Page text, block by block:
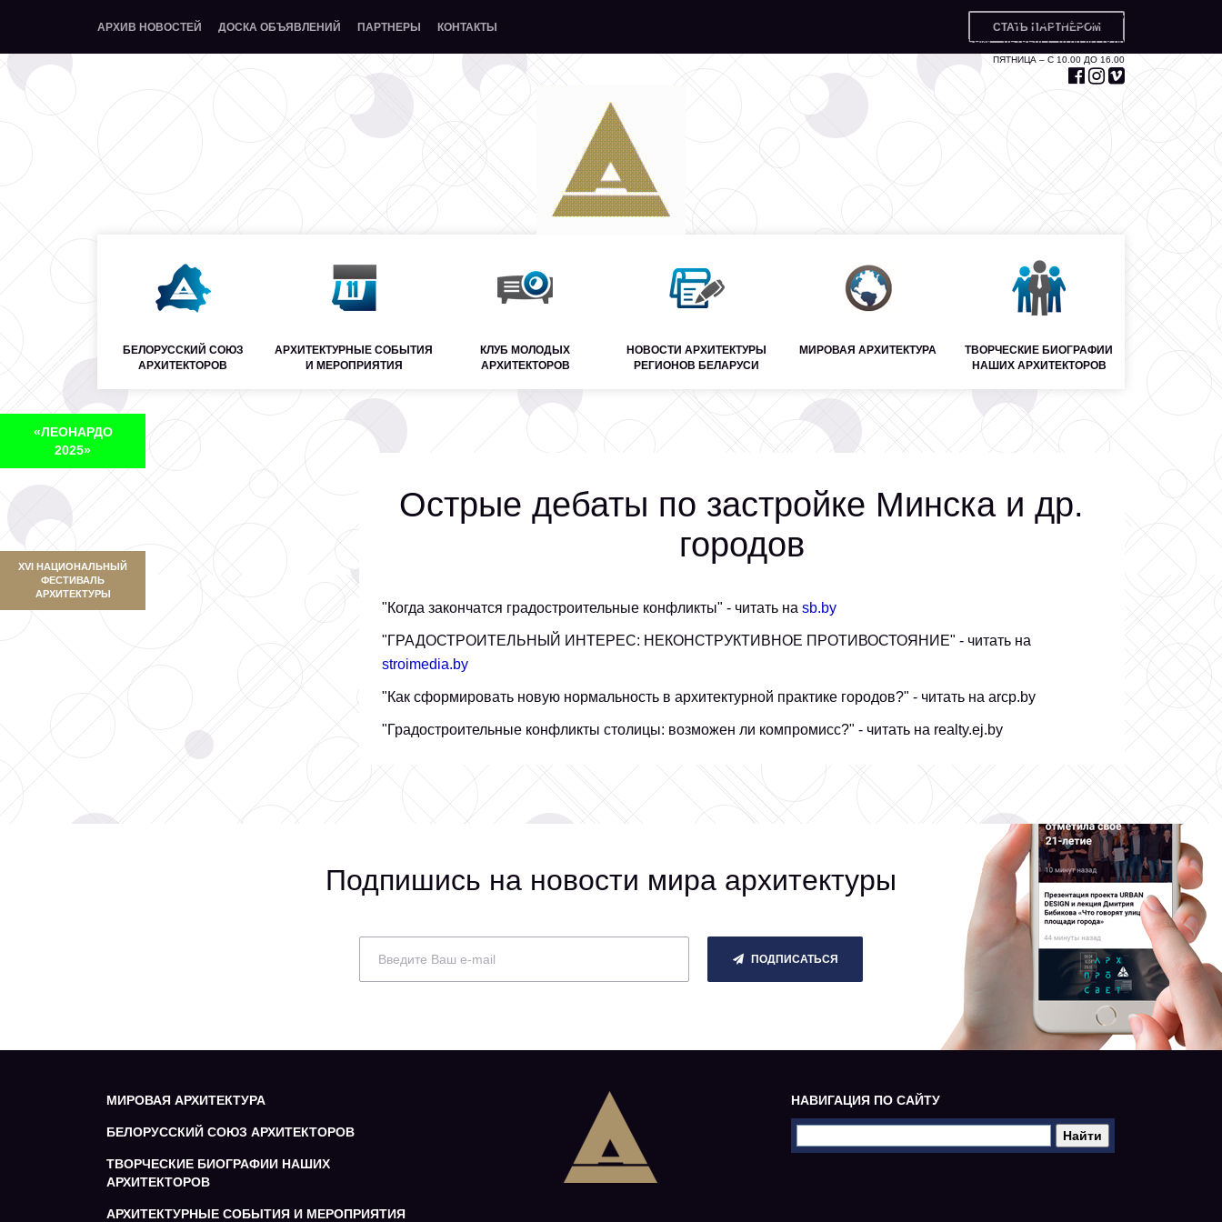
«ЛЕОНАРДО
2025»
XVI НАЦИОНАЛЬНЫЙ
ФЕСТИВАЛЬ
АРХИТЕКТУРЫ
АРХИВ НОВОСТЕЙ ДОСКА ОБЪЯВЛЕНИЙ ПАРТНЕРЫ КОНТАКТЫ СТАТЬ ПАРТНЁРОМ
+375 29 653 55 67
ПОНЕДЕЛЬНИК – ЧЕТВЕРГ С 10.00 ДО 18.00
ПЯТНИЦА – С 10.00 ДО 16.00
БЕЛОРУССКИЙ СОЮЗ
АРХИТЕКТОРОВ
АРХИТЕКТУРНЫЕ СОБЫТИЯ
И МЕРОПРИЯТИЯ
КЛУБ МОЛОДЫХ
АРХИТЕКТОРОВ
НОВОСТИ АРХИТЕКТУРЫ
РЕГИОНОВ БЕЛАРУСИ
МИРОВАЯ АРХИТЕКТУРА
ТВОРЧЕСКИЕ БИОГРАФИИ
НАШИХ АРХИТЕКТОРОВ
Острые дебаты по застройке Минска и др.
городов
"Когда закончатся градостроительные конфликты" - читать на sb.by
"ГРАДОСТРОИТЕЛЬНЫЙ ИНТЕРЕС: НЕКОНСТРУКТИВНОЕ ПРОТИВОСТОЯНИЕ" - читать на
stroimedia.by
"Как сформировать новую нормальность в архитектурной практике городов?" - читать на arcp.by
"Градостроительные конфликты столицы: возможен ли компромисс?" - читать на realty.ej.by
Подпишись на новости мира архитектуры
ПОДПИСАТЬСЯ
МИРОВАЯ АРХИТЕКТУРА
БЕЛОРУССКИЙ СОЮЗ АРХИТЕКТОРОВ
ТВОРЧЕСКИЕ БИОГРАФИИ НАШИХ
АРХИТЕКТОРОВ
АРХИТЕКТУРНЫЕ СОБЫТИЯ И МЕРОПРИЯТИЯ
НАВИГАЦИЯ ПО САЙТУ